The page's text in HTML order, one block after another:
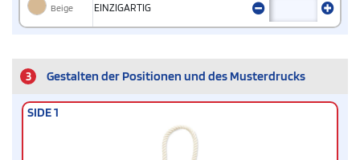
Beige EINZIGARTIG
3 Gestalten der Positionen und des Musterdrucks
SIDE 1